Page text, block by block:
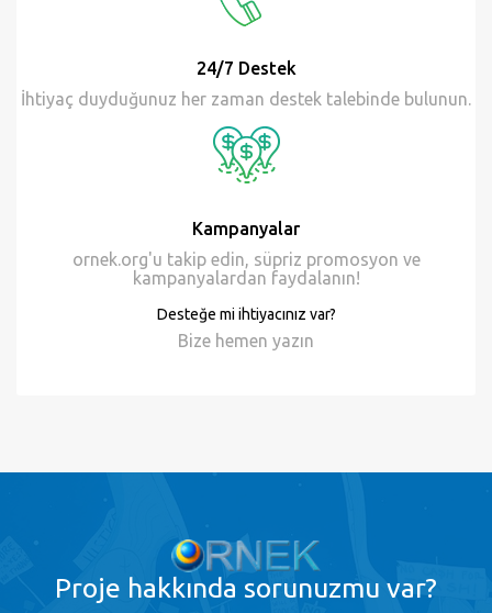
24/7 Destek
İhtiyaç duyduğunuz her zaman destek talebinde bulunun.
Kampanyalar
ornek.org'u takip edin, süpriz promosyon ve
kampanyalardan faydalanın!
Desteğe mi ihtiyacınız var?
Bize hemen yazın
Proje hakkında sorunuzmu var?